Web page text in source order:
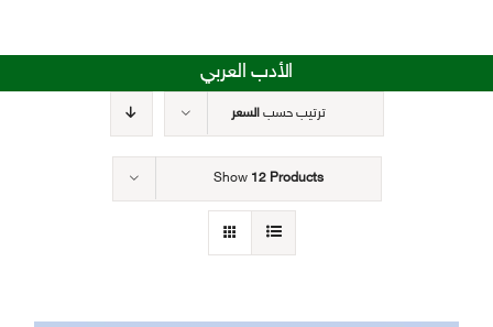
الأدب العربي
ترتيب حسبالسعر
Show 12 Products